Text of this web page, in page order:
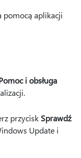
pomocą aplikacji
i obsługa
przycisk Sprawdź
Update i